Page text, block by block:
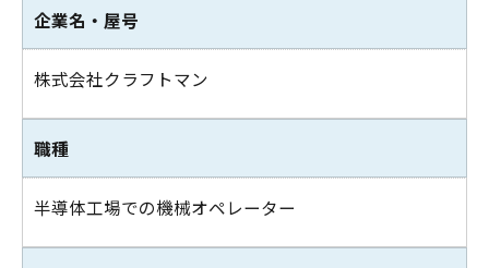
企業名・屋号
株式会社クラフトマン
職種
半導体工場での機械オペレーター